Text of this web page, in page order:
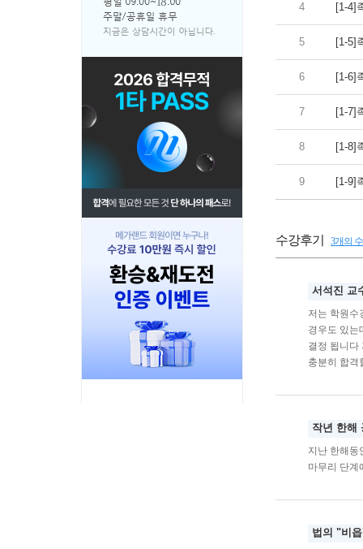
4 [1-4]
5 [1-5]
6 [1-6]
7 [1-7]
8 [1-8]
9 [1-9]
수강후기 3개의
서석진 교
저는 학원수
경우도 있는
결정 됩니다
충분히 합격
작년 한해
지난 한해동
마무리 단계
법의 "비